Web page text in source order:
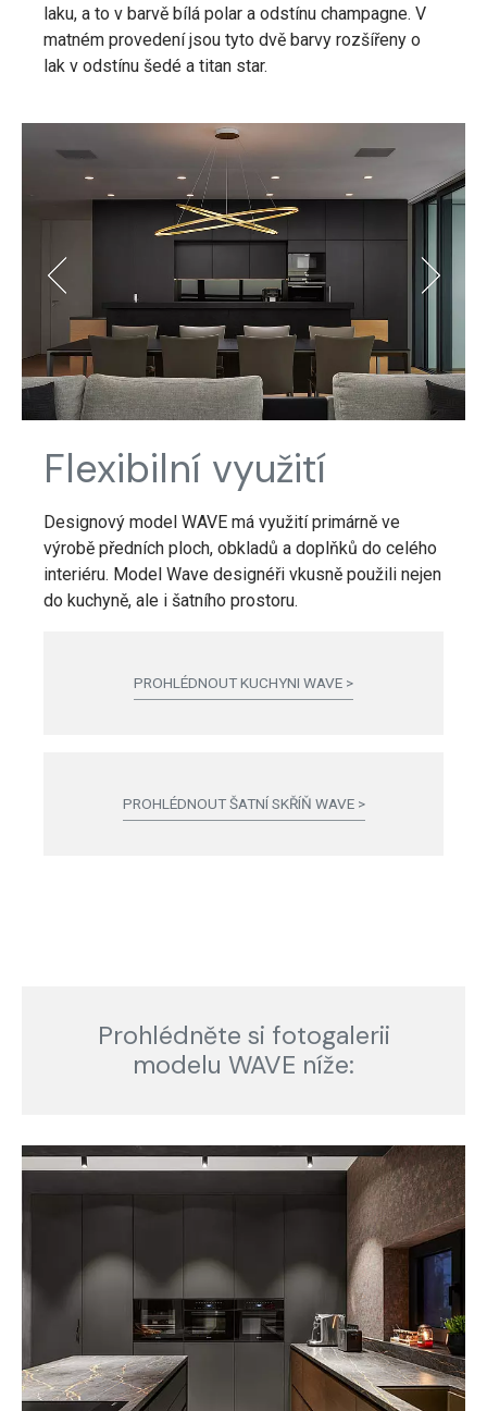
laku, a to v barvě bílá polar a odstínu champagne. V
matném provedení jsou tyto dvě barvy rozšířeny o
lak v odstínu šedé a titan star.
Flexibilní využití
Designový model WAVE má využití primárně ve
výrobě předních ploch, obkladů a doplňků do celého
interiéru. Model Wave designéři vkusně použili nejen
do kuchyně, ale i šatního prostoru.
PROHLÉDNOUT KUCHYNI WAVE >
PROHLÉDNOUT ŠATNÍ SKŘÍŇ WAVE >
Prohlédněte si fotogalerii
modelu WAVE níže: